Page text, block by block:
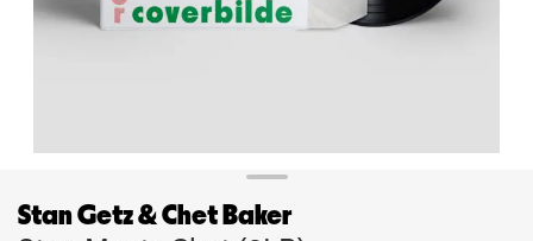
Stan Getz & Chet Baker